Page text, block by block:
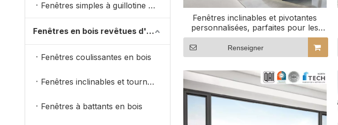
Fenêtres simples à guillotine double
Fenêtres en bois revêtues d'aluminium
Fenêtres coulissantes en bois
Fenêtres inclinables et tournantes en bois
Fenêtres à battants en bois
Fenêtres inclinables et pivotantes
personnalisées, parfaites pour les
environnements de bureau
Renseigner